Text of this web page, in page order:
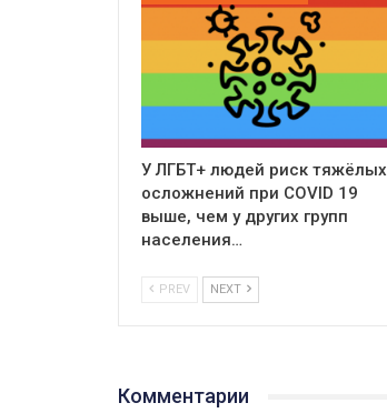
У ЛГБТ+ людей риск тяжёлых
осложнений при COVID 19
выше, чем у других групп
населения…
PREV NEXT
Комментарии